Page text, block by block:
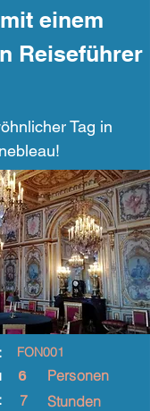
einem
Reiseführer
Tag in
FON001
6
7
Personen
Stunden